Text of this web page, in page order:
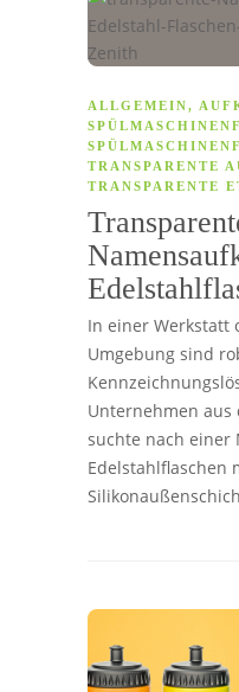
ALLGEMEIN,
TRANSPARENTE
TRANSPARENTE
In einer Werkstatt
Umgebung sind
Unternehmen aus
suchte nach einer
Edelstahlflaschen